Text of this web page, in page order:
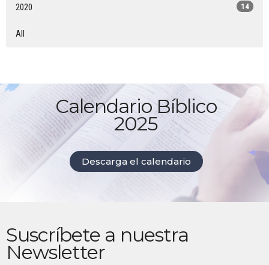
2020 14
All
Calendario Bíblico
2025
Descarga el calendario
Suscríbete a nuestra
Newsletter